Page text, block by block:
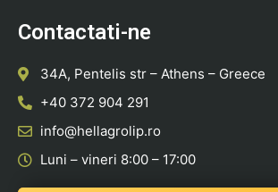
Contactati-ne
34A, Pentelis str – Athens – Greece
+40 372 904 291
info@hellagrolip.ro
Luni – vineri 8:00 – 17:00